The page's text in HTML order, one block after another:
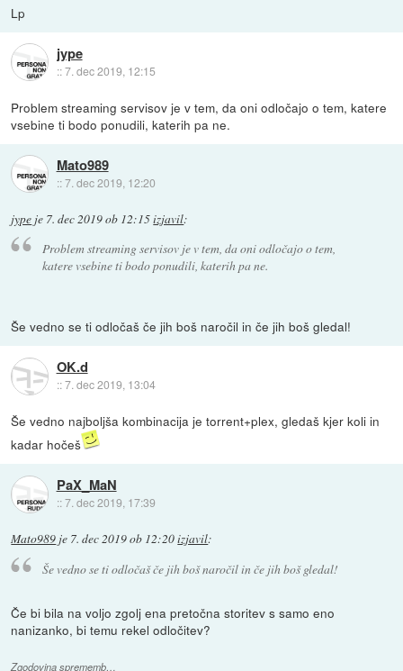
Lp
jype
::7. dec 2019, 12:15
Problem streaming servisov je v tem, da oni odločajo o tem, katere
vsebine ti bodo ponudili, katerih pa ne.
Mato989
::7. dec 2019, 12:20
jype je 7. dec 2019 ob 12:15izjavil:
Problem streaming servisov je v tem, da oni odločajo o tem,
katere vsebine ti bodo ponudili, katerih pa ne.
Še vedno se ti odločaš če jih boš naročil in če jih boš gledal!
OK.d
::7. dec 2019, 13:04
Še vedno najboljša kombinacija je torrent+plex, gledaš kjer koli in
kadar hočeš
PaX_MaN
::7. dec 2019, 17:39
Mato989 je 7. dec 2019 ob 12:20izjavil:
Še vedno se ti odločaš če jih boš naročil in če jih boš gledal!
Če bi bila na voljo zgolj ena pretočna storitev s samo eno
nanizanko, bi temu rekel odločitev?
Zgodovina sprememb…